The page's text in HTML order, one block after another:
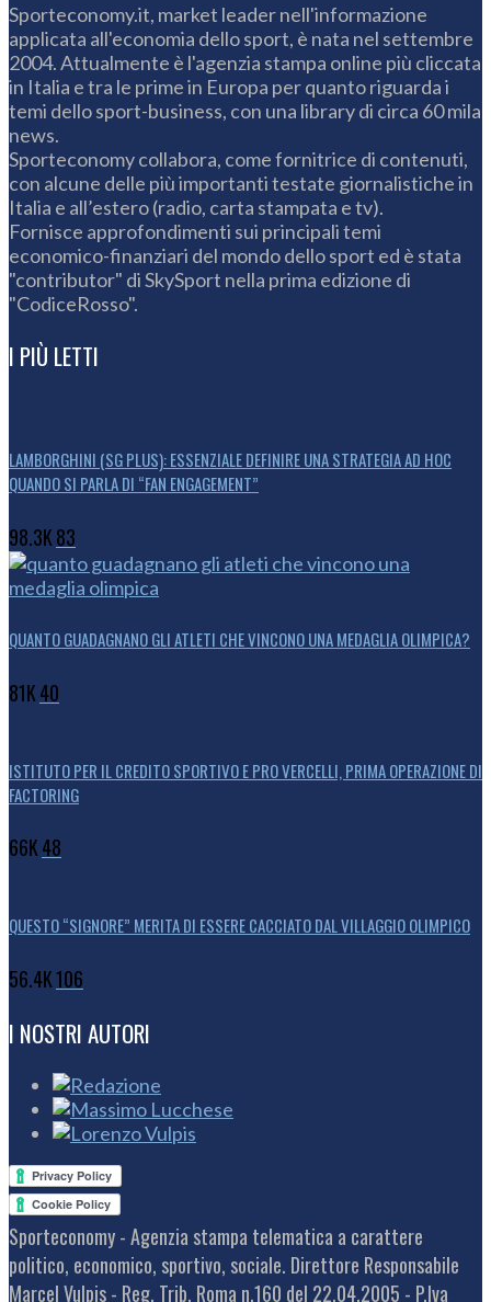
Sporteconomy.it, market leader nell'informazione
applicata all'economia dello sport, è nata nel settembre
2004. Attualmente è l'agenzia stampa online più cliccata
in Italia e tra le prime in Europa per quanto riguarda i
temi dello sport-business, con una library di circa 60 mila
news.
Sporteconomy collabora, come fornitrice di contenuti,
con alcune delle più importanti testate giornalistiche in
Italia e all’estero (radio, carta stampata e tv).
Fornisce approfondimenti sui principali temi
economico-finanziari del mondo dello sport ed è stata
"contributor" di SkySport nella prima edizione di
"CodiceRosso".
I PIÙ LETTI
LAMBORGHINI (SG PLUS): ESSENZIALE DEFINIRE UNA STRATEGIA AD HOC
QUANDO SI PARLA DI “FAN ENGAGEMENT”
98.3K83
QUANTO GUADAGNANO GLI ATLETI CHE VINCONO UNA MEDAGLIA OLIMPICA?
81K40
ISTITUTO PER IL CREDITO SPORTIVO E PRO VERCELLI, PRIMA OPERAZIONE DI
FACTORING
66K48
QUESTO “SIGNORE” MERITA DI ESSERE CACCIATO DAL VILLAGGIO OLIMPICO
56.4K106
I NOSTRI AUTORI
Sporteconomy - Agenzia stampa telematica a carattere
politico, economico, sportivo, sociale. Direttore Responsabile
Marcel Vulpis - Reg. Trib. Roma n.160 del 22.04.2005 - P.Iva